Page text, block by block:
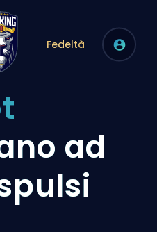
Fedeltà
ad